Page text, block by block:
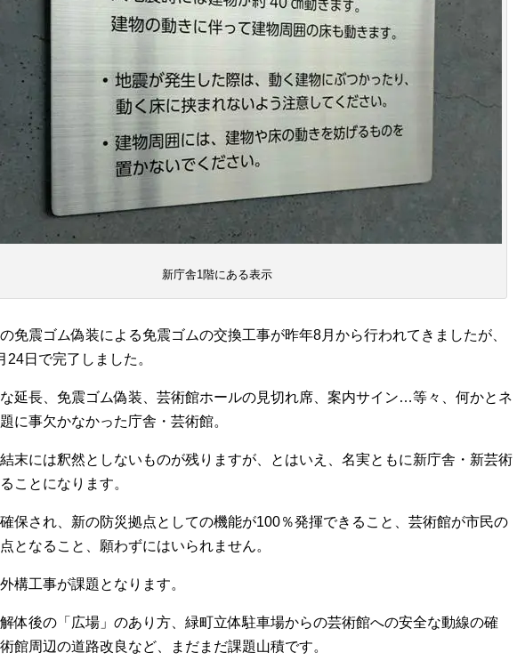
新庁舎1階にある表示
免震ゴム偽装による免震ゴムの交換工事が昨年8月から行われてきましたが、
24日で完了しました。
延長、免震ゴム偽装、芸術館ホールの見切れ席、案内サイン…等々、何かとネ
に事欠かなかった庁舎・芸術館。
末には釈然としないものが残りますが、とはいえ、名実ともに新庁舎・新芸術
ことになります。
保され、新の防災拠点としての機能が100％発揮できること、芸術館が市民の
となること、願わずにはいられません。
構工事が課題となります。
体後の「広場」のあり方、緑町立体駐車場からの芸術館への安全な動線の確
館周辺の道路改良など、まだまだ課題山積です。